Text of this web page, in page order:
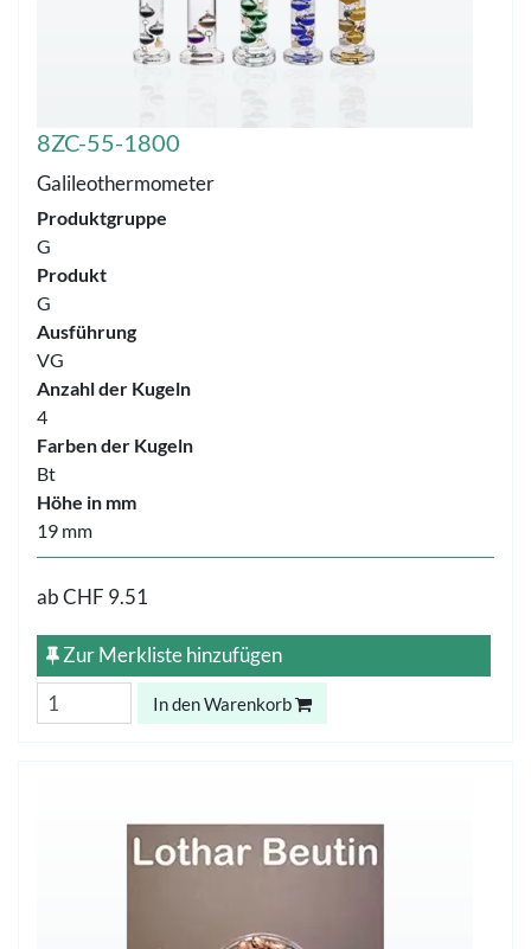
8ZC-55-1800
Galileothermometer
Produktgruppe
G
Produkt
G
Ausführung
VG
Anzahl der Kugeln
4
Farben der Kugeln
Bt
Höhe in mm
19 mm
abCHF 9.51
Zur Merkliste hinzufügen
In den Warenkorb